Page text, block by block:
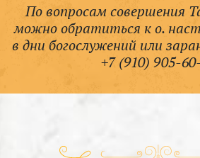
По вопросам совершения
можно обратиться к о.
в дни богослужений или
+7 (910) 905-